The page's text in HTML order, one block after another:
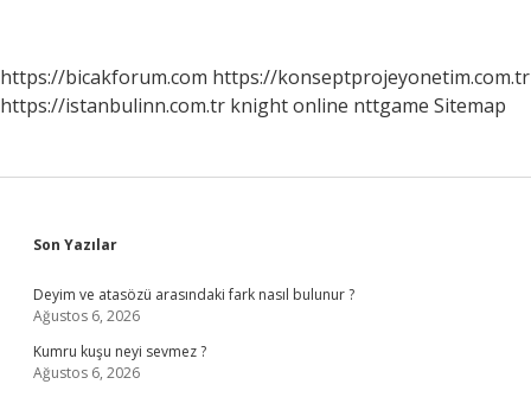
https://bicakforum.com https://konseptprojeyonetim.com.tr
https://istanbulinn.com.tr knight online nttgame Sitemap
Sidebar
Son Yazılar
Deyim ve atasözü arasındaki fark nasıl bulunur ?
Ağustos 6, 2026
Kumru kuşu neyi sevmez ?
Ağustos 6, 2026